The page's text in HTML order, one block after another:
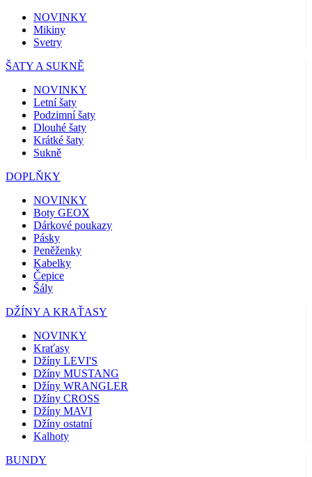
NOVINKY
Mikiny
Svetry
ŠATY A SUKNĚ
NOVINKY
Letní šaty
Podzimní šaty
Dlouhé šaty
Krátké šaty
Sukně
DOPLŇKY
NOVINKY
Boty GEOX
Dárkové poukazy
Pásky
Peněženky
Kabelky
Čepice
Šály
DŽÍNY A KRAŤASY
NOVINKY
Kraťasy
Džíny LEVI'S
Džíny MUSTANG
Džíny WRANGLER
Džíny CROSS
Džíny MAVI
Džíny ostatní
Kalhoty
BUNDY